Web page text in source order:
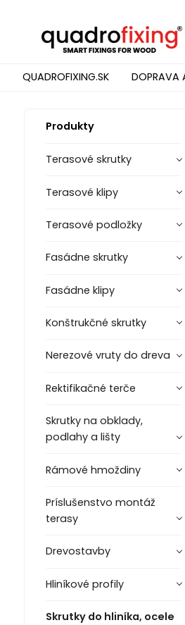
QUADROFIXING.SK DOPRAVA
Produkty
Terasové skrutky
Terasové klipy
Terasové podložky
Fasádne skrutky
Fasádne klipy
Konštrukčné skrutky
Nerezové vruty do dreva
Rektifikačné terče
Skrutky na obklady,
podlahy a lišty
Rámové hmoždiny
Príslušenstvo montáž
terasy
Drevostavby
Hliníkové profily
Skrutky do hliníka, ocele